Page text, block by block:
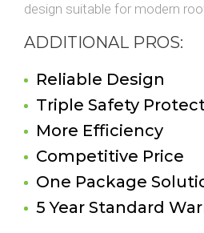
design suitable for modern
ADDITIONAL PROS:
Reliable Design
Triple Safety
More Efficiency
Competitive Price
One Package
5 Year Standard